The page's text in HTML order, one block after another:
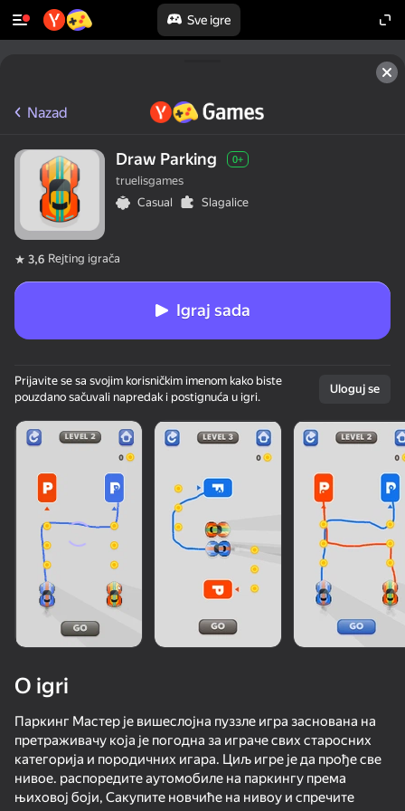
Sve igre
od svih. Čak i “neigrači”.
Nazad
Draw Parking 0+
truelisgames
Casual
Slagalice
3,6 Rejting igrača
Igraj sada
Prijavite se sa svojim korisničkim imenom kako biste
pouzdano sačuvali napredak i postignuća u igri.
Uloguj se
O igri
Паркинг Мастер је вишеслојна пуззле игра заснована на
претраживачу која је погодна за играче свих старосних
категорија и породичних игара. Циљ игре је да прође све
нивое. распоредите аутомобиле на паркингу према
њиховој боји, Сакупите новчиће на нивоу и спречите